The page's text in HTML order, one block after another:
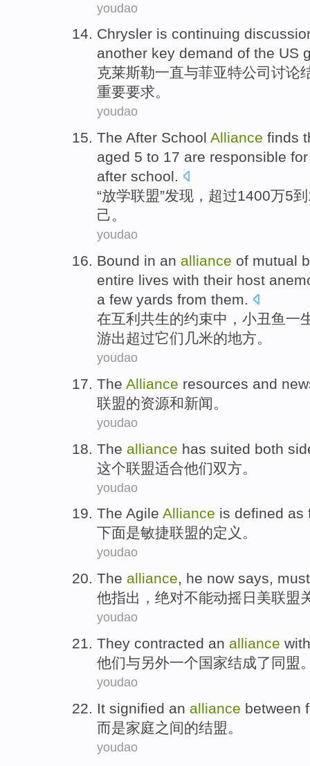
youdao
Chrysler is continuing
another key demand of the US
克莱斯勒一直与菲亚特公司 讨论
重要要求。
youdao
The After School Alliance finds
aged 5 to 17 are responsible for
after school.
“放学联盟”发现 ， 超过1400万5到
己。
youdao
Bound in an alliance of mutual
entire lives with their host
a few yards from them.
在互利 共生的约束中， 小丑鱼 一
游出超过它们 几米的地方。
youdao
The Alliance resources and
联盟的资源和新闻。
youdao
The alliance has suited both
这个联盟适合他们双方。
youdao
The Agile Alliance is defined as
下面是敏捷联盟的定义 。
youdao
The alliance, he now says, must
他指出 ， 绝对不能动摇日美联盟
youdao
They contracted an alliance with
他们与另外一个国家结成了 同盟
youdao
It signified an alliance between
而是家庭之间的结盟。
youdao